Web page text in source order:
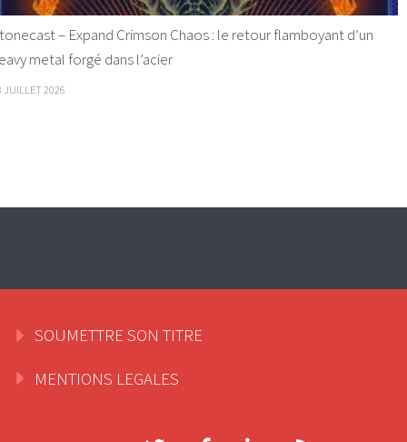
– Expand Crimson Chaos : le retour flamboyant d’un
metal forgé dans l’acier
JUILLET 2026
SOUMETTRE SON TITRE
MENTIONS LEGALES